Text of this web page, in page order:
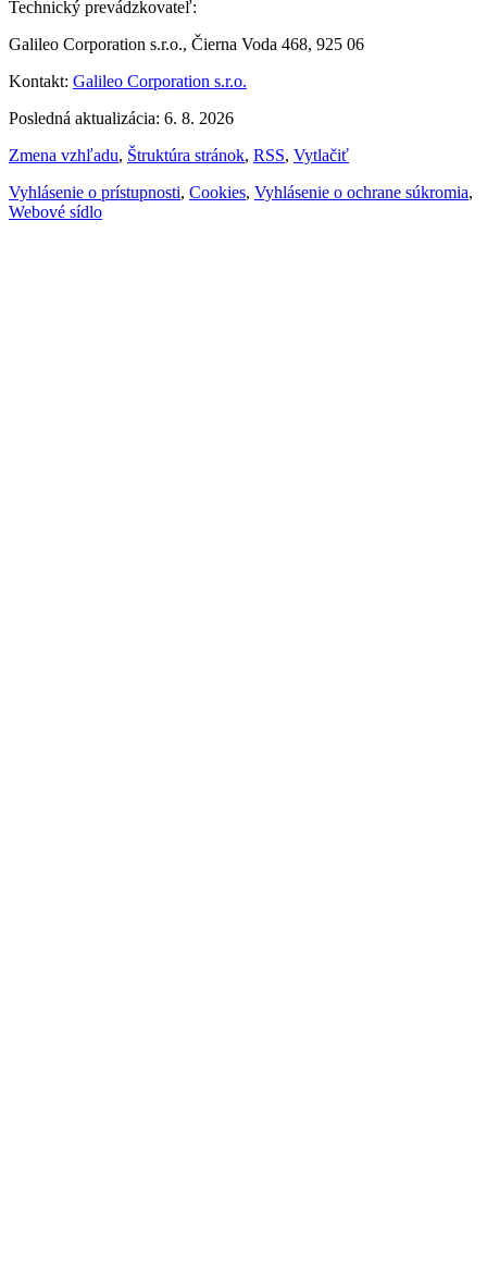
Technický prevádzkovateľ:
Galileo Corporation s.r.o., Čierna Voda 468, 925 06
Kontakt: Galileo Corporation s.r.o.
Posledná aktualizácia: 6. 8. 2026
Zmena vzhľadu, Štruktúra stránok, RSS, Vytlačiť
Vyhlásenie o prístupnosti, Cookies, Vyhlásenie o ochrane súkromia,
Webové sídlo